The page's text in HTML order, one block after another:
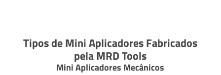
Tipos de Mini Aplicadores Fabricados
pela MRD Tools
Mini Aplicadores Mecânicos